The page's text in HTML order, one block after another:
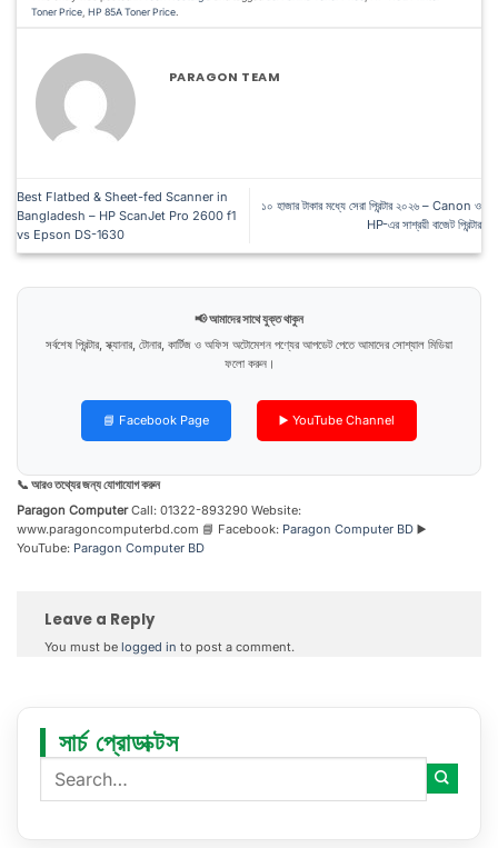
Toner Price,HP 85A Toner Price.
PARAGON TEAM
Best Flatbed & Sheet-fed Scanner in
Bangladesh – HP ScanJet Pro 2600 f1
vs Epson DS-1630
১০ হাজার টাকার মধ্যে সেরা প্রিন্টার ২০২৬ – Canon ও
HP-এর সাশ্রয়ী বাজেট প্রিন্টার
📢 আমাদের সাথে যুক্ত থাকুন
সর্বশেষ প্রিন্টার, স্ক্যানার, টোনার, কার্টিজ ও অফিস অটোমেশন পণ্যের আপডেট পেতে আমাদের সোশ্যাল মিডিয়া
ফলো করুন।
📘 Facebook Page ▶️ YouTube Channel
📞 আরও তথ্যের জন্য যোগাযোগ করুন
Paragon ComputerCall: 01322-893290 Website:
www.paragoncomputerbd.com 📘 Facebook: Paragon Computer BD ▶️
YouTube: Paragon Computer BD
Leave a Reply
You must be logged in to post a comment.
সার্চ প্রোডাক্টস